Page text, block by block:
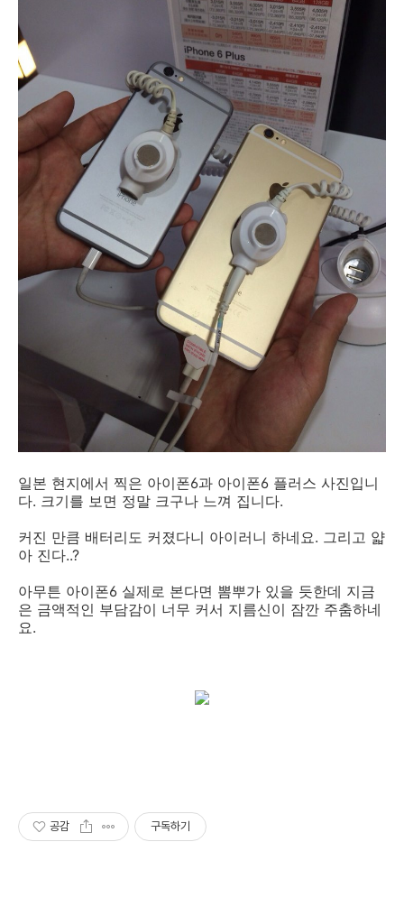
일본 현지에서 찍은 아이폰6과 아이폰6 플러스 사진입니
다. 크기를 보면 정말 크구나 느껴 집니다.
커진 만큼 배터리도 커졌다니 아이러니 하네요. 그리고 얇
아 진다..?
아무튼 아이폰6 실제로 본다면 뽐뿌가 있을 듯한데 지금
은 금액적인 부담감이 너무 커서 지름신이 잠깐 주춤하네
요.
공감 구독하기